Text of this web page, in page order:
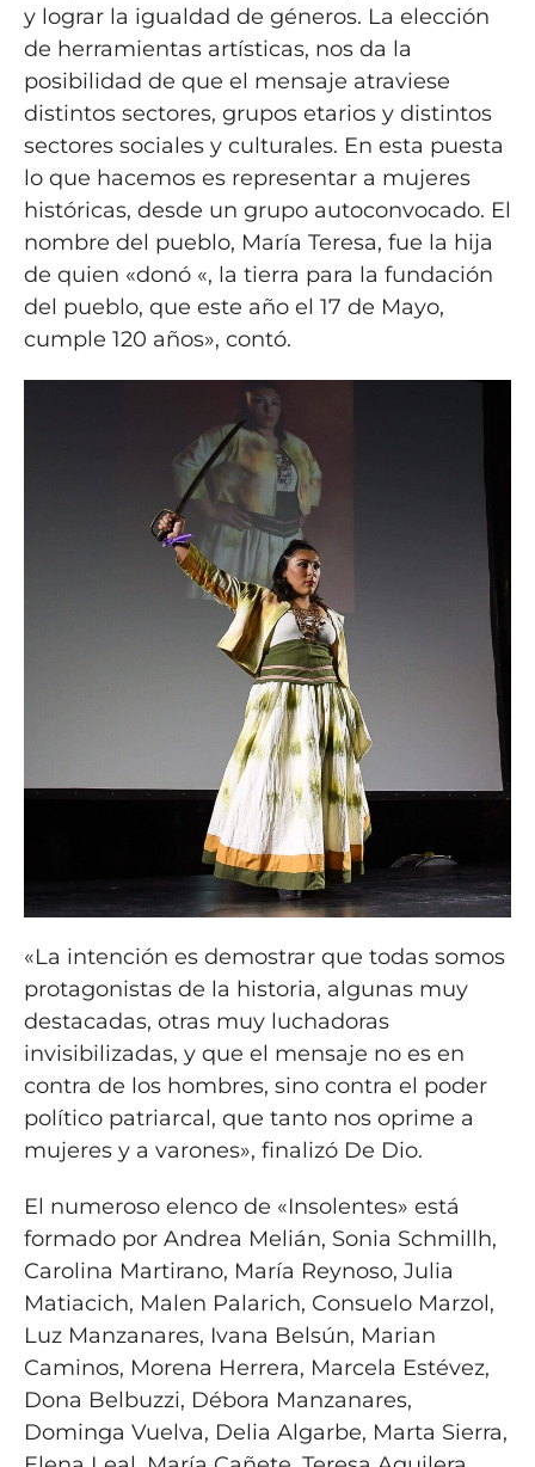
y lograr la igualdad de géneros. La elección
de herramientas artísticas, nos da la
posibilidad de que el mensaje atraviese
distintos sectores, grupos etarios y distintos
sectores sociales y culturales. En esta puesta
lo que hacemos es representar a mujeres
históricas, desde un grupo autoconvocado. El
nombre del pueblo, María Teresa, fue la hija
de quien «donó «, la tierra para la fundación
del pueblo, que este año el 17 de Mayo,
cumple 120 años», contó.
«La intención es demostrar que todas somos
protagonistas de la historia, algunas muy
destacadas, otras muy luchadoras
invisibilizadas, y que el mensaje no es en
contra de los hombres, sino contra el poder
político patriarcal, que tanto nos oprime a
mujeres y a varones», finalizó De Dio.
El numeroso elenco de «Insolentes» está
formado por Andrea Melián, Sonia Schmillh,
Carolina Martirano, María Reynoso, Julia
Matiacich, Malen Palarich, Consuelo Marzol,
Luz Manzanares, Ivana Belsún, Marian
Caminos, Morena Herrera, Marcela Estévez,
Dona Belbuzzi, Débora Manzanares,
Dominga Vuelva, Delia Algarbe, Marta Sierra,